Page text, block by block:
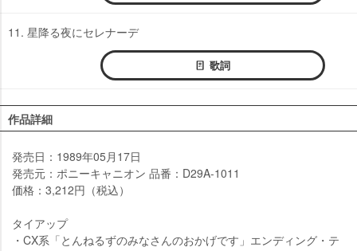
11. 星降る夜にセレナーデ
歌詞
作品詳細
発売日：1989年05月17日
発売元：ポニーキャニオン 品番：D29A-1011
価格：3,212円（税込）
タイアップ
・CX系「とんねるずのみなさんのおかげです」エンディング・テ